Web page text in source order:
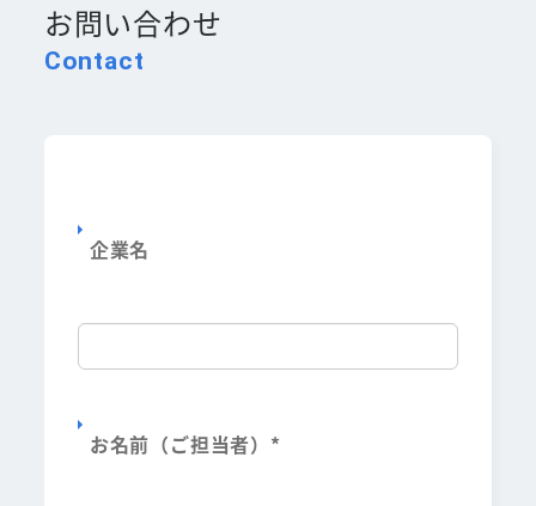
Contact
お問い合わせ
企業名
お名前（ご担当者） *